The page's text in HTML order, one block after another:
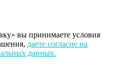
вы принимаете условия
даете согласие на
данных.